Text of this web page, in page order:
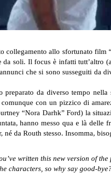
collegamento allo sfortunato film
da soli. Il focus è infatti tutt’altro
che si sono susseguiti da
preparato da diverso tempo
con un pizzico di
“Nora Darhk” Ford) la
hanno messo qua e là delle
né da Routh stesso. Insomma,
written this new version of the
characters, so why say good-